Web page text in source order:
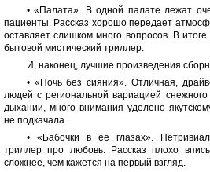
• «Палата». В одной палате лежат
пациенты. Рассказ хорошо передает
оставляет слишком много вопросов. В
бытовой мистический триллер.
И, наконец, лучшие произведения
• «Ночь без сияния». Отличная,
людей с региональной вариацией
дыхании, много внимания уделено
не подкачала.
• «Бабочки в ее глазах».
триллер про любовь. Рассказ плохо
сложнее, чем кажется на первый взгляд.